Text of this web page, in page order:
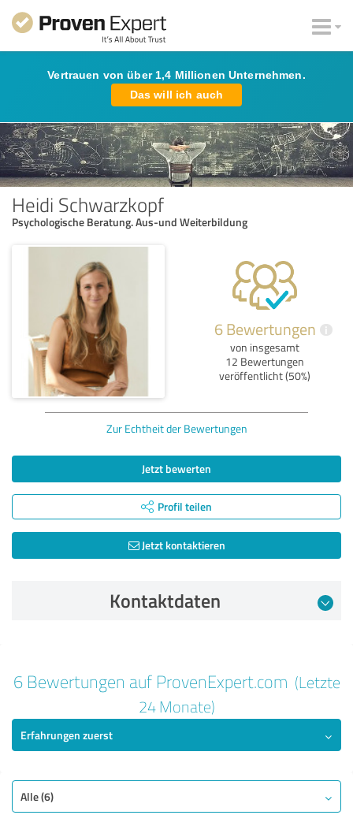
Vertrauen von über 1,4 Millionen Unternehmen.
Das will ich auch
Heidi Schwarzkopf
Psychologische Beratung. Aus-und Weiterbildung
6 Bewertungen i
von insgesamt
12 Bewertungen
veröffentlicht (50%)
Zur Echtheit der Bewertungen
Jetzt bewerten
Profil teilen
Jetzt kontaktieren
Kontaktdaten
SEHR GUT
Nutzen
Leistungen
6 Bewertungen auf ProvenExpert.com (Letzte
24 Monate)
Erfahrungen zuerst
Alle (6)